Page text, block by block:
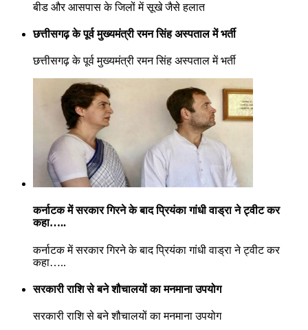
बीड और आसपास के जिलों में सूखे जैसे हलात
छत्तीसगढ़ के पूर्व मुख्यमंत्री रमन सिंह अस्पताल में भर्ती
छत्तीसगढ़ के पूर्व मुख्यमंत्री रमन सिंह अस्पताल में भर्ती
कर्नाटक में सरकार गिरने के बाद प्रियंका गांधी वाड्रा ने ट्वीट कर
कहा…..
कर्नाटक में सरकार गिरने के बाद प्रियंका गांधी वाड्रा ने ट्वीट कर
कहा…..
सरकारी राशि से बने शौचालयों का मनमाना उपयोग
सरकारी राशि से बने शौचालयों का मनमाना उपयोग